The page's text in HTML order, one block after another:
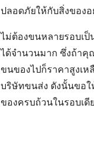
ปลอดภัยให้กับสิ่งของอ
ไม่ต้องขนหลายรอบเป็
ได้จำนวนมาก ซึ่งถ้าคุ
ขนของไปก็ราคาสูงเ
บริษัทขนส่ง ดังนั้นขอ
ของครบถ้วนในรอบเดี